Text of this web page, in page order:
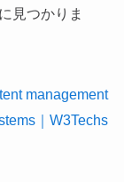
見つかりま
management
｜W3Techs